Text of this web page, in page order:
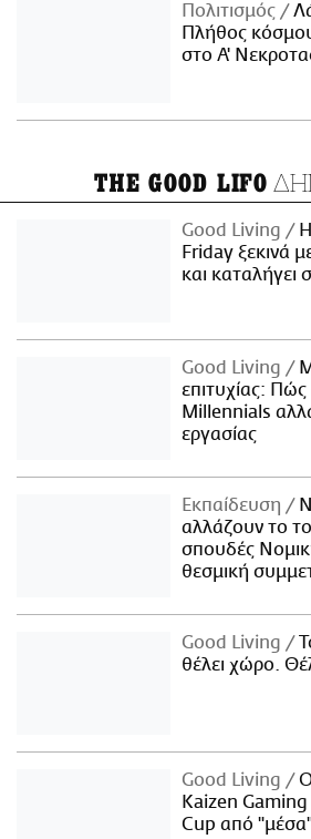
Πολιτισμός
Πλήθος
στο Α'
THE GOOD LIFO
Good Living
Η
Friday ξεκινά
και καταλήγει
Good Living
επιτυχίας: Πώς
Millennials
εργασίας
Εκπαίδευση
αλλάζουν το
σπουδές
θεσμική
Good Living
θέλει χώρο.
Good Living
Kaizen
Cup από